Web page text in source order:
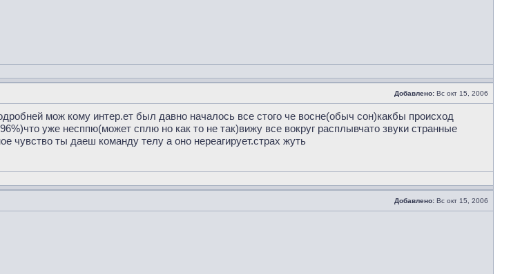
Добавлено: Вс окт 15, 2006
мож кому интер.ет был давно началось все стого че восне(обыч сон)какбы происход
уже несппю(может сплю но как то не так)вижу все вокруг расплывчато звуки странные
чувство ты даеш команду телу а оно нереагирует.страх жуть
Добавлено: Вс окт 15, 2006